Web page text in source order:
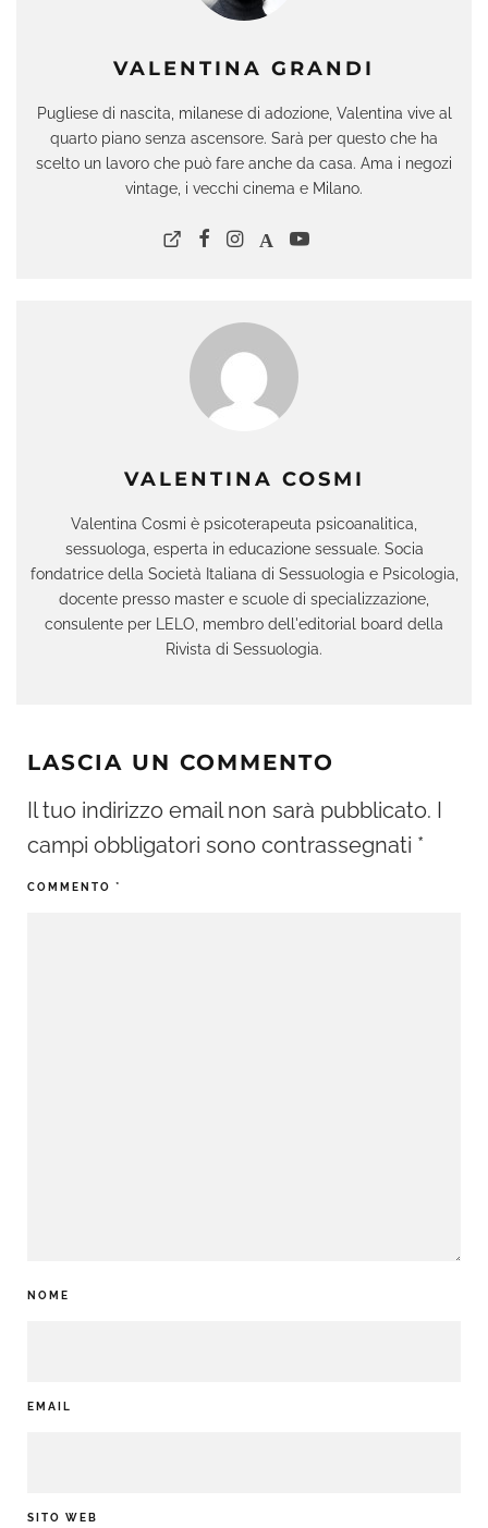
VALENTINA GRANDI
Pugliese di nascita, milanese di adozione, Valentina vive al
quarto piano senza ascensore. Sarà per questo che ha
scelto un lavoro che può fare anche da casa. Ama i negozi
vintage, i vecchi cinema e Milano.
VALENTINA COSMI
Valentina Cosmi è psicoterapeuta psicoanalitica,
sessuologa, esperta in educazione sessuale. Socia
fondatrice della Società Italiana di Sessuologia e Psicologia,
docente presso master e scuole di specializzazione,
consulente per LELO, membro dell'editorial board della
Rivista di Sessuologia.
LASCIA UN COMMENTO
Il tuo indirizzo email non sarà pubblicato. I
campi obbligatori sono contrassegnati *
COMMENTO *
NOME
EMAIL
SITO WEB